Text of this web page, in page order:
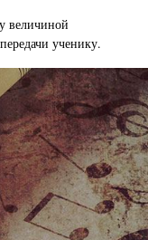
величиной
ученику.